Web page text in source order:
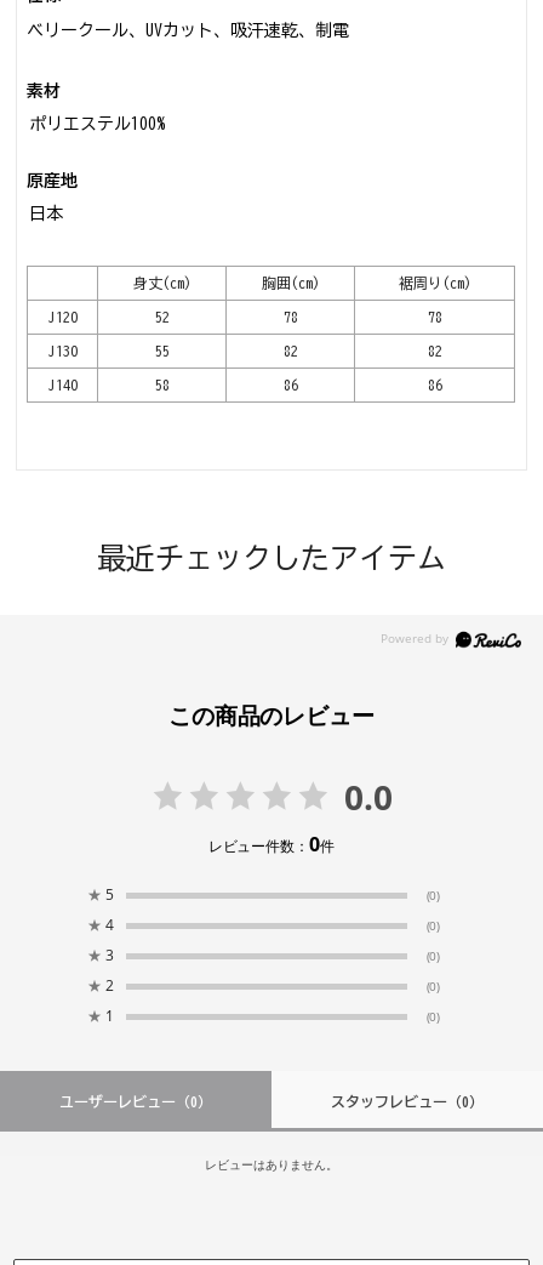
ベリークール、UVカット、吸汗速乾、制電
素材
ポリエステル100%
原産地
日本
身丈(cm) 胸囲(cm) 裾周り(cm)
J120 52 78 78
J130 55 82 82
J140 58 86 86
最近チェックしたアイテム
この商品のレビュー
0.0
レビュー件数：0件
★ 5 (0)
★ 4 (0)
★ 3 (0)
★ 2 (0)
★ 1 (0)
ユーザーレビュー （0） スタッフレビュー（0）
レビューはありません。